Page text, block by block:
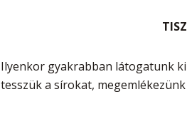
Ilyenkor gyakrabban látogatunk
tesszük a sírokat,